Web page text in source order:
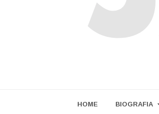
HOME BIOGRAFIA